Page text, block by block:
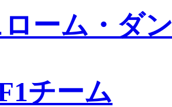
ローム・ダ
チーム